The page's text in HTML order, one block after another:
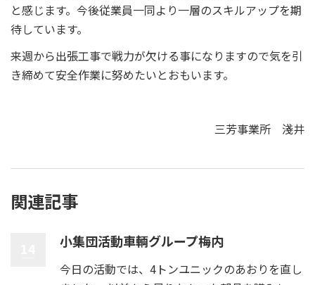
と感じます。今後従業員一同より一層のスキルアップを期
待しています。
来週から出張工事で戦力が欠ける事になりますので気を引
き締めて安全作業に努めたいとおもいます。
三芳事業所 淺井
関連記事
小集団活動車輌グループ梅内
今日の活動では、4トンユニックのあおりを直し